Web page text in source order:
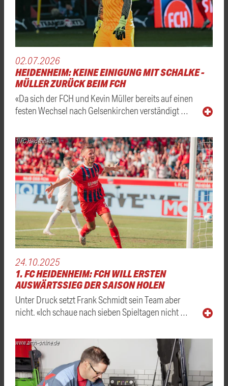
02.07.2026
HEIDENHEIM: KEINE EINIGUNG MIT SCHALKE -
MÜLLER ZURÜCK BEIM FCH
«Da sich der FCH und Kevin Müller bereits auf einen
festen Wechsel nach Gelsenkirchen verständigt …
1. FC Heidenheim
24.10.2025
1. FC HEIDENHEIM: FCH WILL ERSTEN
AUSWÄRTSSIEG DER SAISON HOLEN
Unter Druck setzt Frank Schmidt sein Team aber
nicht. «Ich schaue nach sieben Spieltagen nicht …
www.amh-online.de